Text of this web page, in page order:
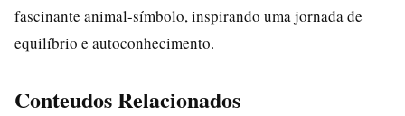
fascinante animal-símbolo, inspirando uma jornada de
equilíbrio e autoconhecimento.
Conteudos Relacionados